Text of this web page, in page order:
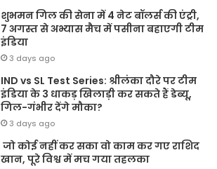
शुभमन गिल की सेना में 4 नेट बॉलर्स की एंट्री,
7 अगस्त से अभ्यास मैच में पसीना बहाएगी टीम
इंडिया
3 days ago
IND vs SL Test Series: श्रीलंका दौरे पर टीम
इंडिया के 3 धाकड़ खिलाड़ी कर सकते हैं डेब्यू,
गिल-गंभीर देंगे मौका?
3 days ago
जो कोई नहीं कर सका वो काम कर गए राशिद
खान, पूरे विश्व में मच गया तहलका